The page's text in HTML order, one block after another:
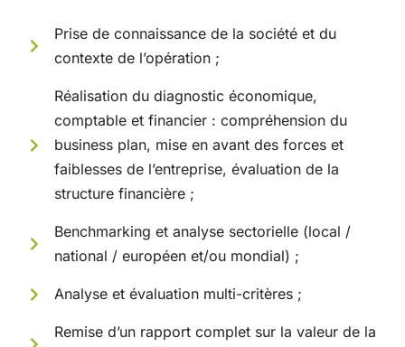
Prise de connaissance de la société et du
contexte de l’opération ;
Réalisation du diagnostic économique,
comptable et financier : compréhension du
business plan, mise en avant des forces et
faiblesses de l’entreprise, évaluation de la
structure financière ;
Benchmarking et analyse sectorielle (local /
national / européen et/ou mondial) ;
Analyse et évaluation multi-critères ;
Remise d’un rapport complet sur la valeur de la